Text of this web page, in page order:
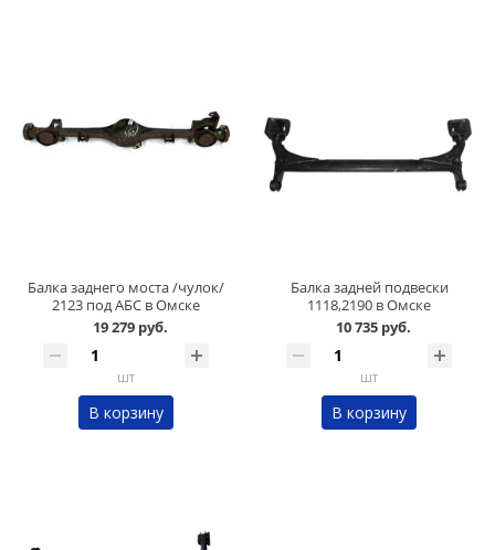
Балка заднего моста /чулок/
2123 под АБС в Омске
19 279 руб.
шт
В корзину
Балка задней подвески
1118,2190 в Омске
10 735 руб.
шт
В корзину